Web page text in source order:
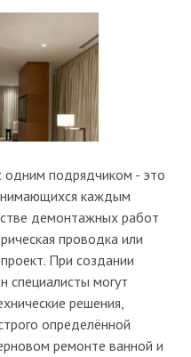
одним подрядчиком - это
каждым
демонтажных работ
проводка или
При создании
специалисты могут
решения,
определённой
ремонте ванной и